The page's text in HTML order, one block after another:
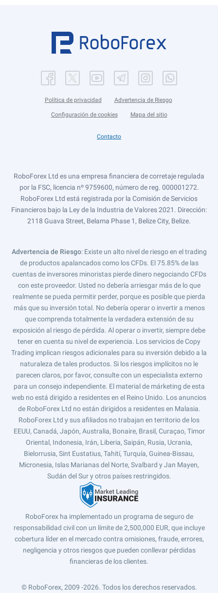
Política de privacidad Advertencia de Riesgo
Configuración de cookies Mapa del sitio
Contacto
RoboForex Ltd es una empresa financiera de corretaje regulada
por la FSC, licencia nº 9759600, número de reg. 000001272.
RoboForex Ltd está registrada por la Comisión de Servicios
Financieros bajo la Ley de la Industria de Valores 2021. Dirección:
2118 Guava Street, Belama Phase 1, Belize City, Belize.
Advertencia de Riesgo: Existe un alto nivel de riesgo en el trading
de productos apalancados como los CFDs. El 75.85% de las
cuentas de inversores minoristas pierde dinero negociando CFDs
con este proveedor. Usted no debería arriesgar más de lo que
realmente se pueda permitir perder, porque es posible que pierda
más que su inversión total. No debería operar o invertir a menos
que comprenda totalmente la verdadera extensión de su
exposición al riesgo de pérdida. Al operar o invertir, siempre debe
tener en cuenta su nivel de experiencia. Los servicios de Copy
Trading implican riesgos adicionales para su inversión debido a la
naturaleza de tales productos. Si los riesgos implícitos no le
parecen claros, por favor, consulte con un especialista externo
para un consejo independiente. El material de márketing de esta
web no está dirigido a residentes en el Reino Unido. Los anuncios
de RoboForex Ltd no están dirigidos a residentes en Malasia.
RoboForex Ltd y sus afiliados no trabajan en territorio de los
EEUU, Canadá, Japón, Australia, Bonaire, Brasil, Curaçao, Timor
Oriental, Indonesia, Irán, Liberia, Saipán, Rusia, Ucrania,
Bielorrusia, Sint Eustatius, Tahití, Turquía, Guinea-Bissau,
Micronesia, Islas Marianas del Norte, Svalbard y Jan Mayen,
Sudán del Sur y otros países restringidos.
RoboForex ha implementado un programa de seguro de
responsabilidad civil con un límite de 2,500,000 EUR, que incluye
cobertura líder en el mercado contra omisiones, fraude, errores,
negligencia y otros riesgos que pueden conllevar pérdidas
financieras de los clientes.
© RoboForex, 2009 -2026. Todos los derechos reservados.